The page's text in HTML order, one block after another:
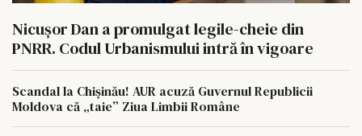
Nicușor Dan a promulgat legile-cheie din
PNRR. Codul Urbanismului intră în vigoare
Scandal la Chișinău! AUR acuză Guvernul Republicii
Moldova că „taie” Ziua Limbii Române